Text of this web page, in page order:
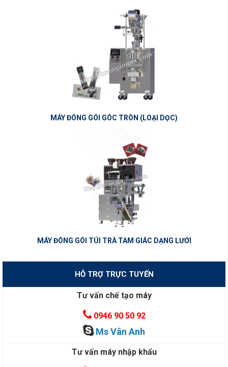
MÁY ĐÓNG GÓI GÓC TRÒN (LOẠI DỌC)
MÁY ĐÓNG GÓI TÚI TRÀ TAM GIÁC DẠNG LƯỚI
HỖ TRỢ TRỰC TUYẾN
Tư vấn chế tạo máy
0946 90 50 92
Ms Vân Anh
Tư vấn máy nhập khẩu